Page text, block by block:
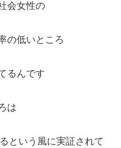
会女性の
の低いところ
るんです
は
という風に実証されて